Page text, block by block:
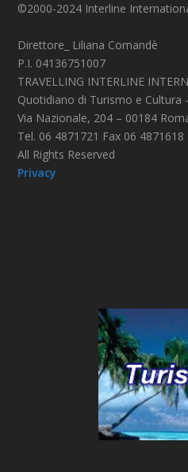
©2000-2024 Interline
Direttore_ Liliana Comandè
P.I. 04136751007
TRAVELLING INTERLINE
Quotidiano di Turismo e Cultura
Via Nazionale, 204 – 00184
Tel. 06 4871721 Fax 06 4871618
All Rights Reserved
Privacy